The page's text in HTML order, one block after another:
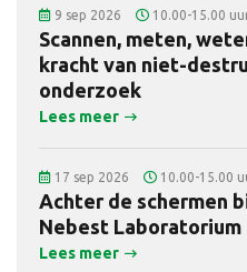
9 sep 2026 10.00-15.00
Scannen, meten,
kracht van niet-
onderzoek
Lees meer
17 sep 2026 10.00-15.00
Achter de schermen
Nebest Laboratorium
Lees meer